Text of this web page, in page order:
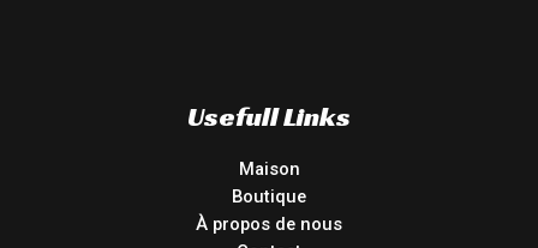
Usefull Links
Maison
Boutique
À propos de nous